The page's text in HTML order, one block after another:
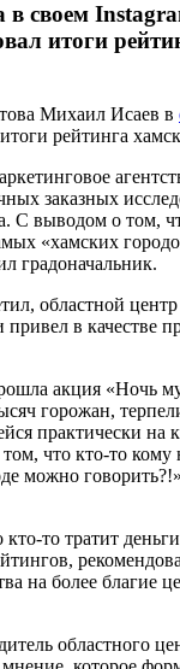
в своем
итоги
Михаил Исаев в
рейтинга
заказных
С выводом о том,
«хамских
градоначальник.
областной центр
привел в качестве
акция «Ночь
горожан,
практически на
что кто-то
можно
то тратит
на более благие
областного